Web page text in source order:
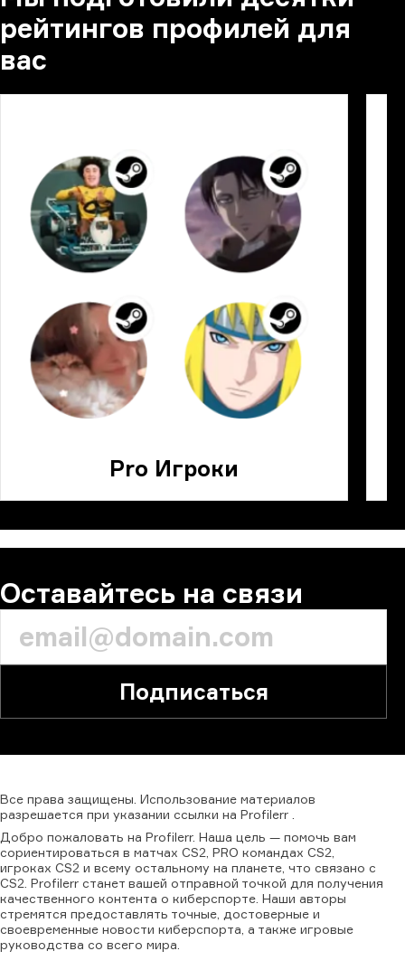
рейтингов профилей для
вас
Pro Игроки
Оставайтесь на связи
Подписаться
Все права защищены. Использование материалов
разрешается при указании ссылки на Profilerr
Добро пожаловать на Profilerr. Наша цель — помочь вам
сориентироваться в матчах CS2, PRO командах CS2,
игроках CS2 и всему остальному на планете, что связано с
CS2. Profilerr станет вашей отправной точкой для получения
качественного контента о киберспорте. Наши авторы
стремятся предоставлять точные, достоверные и
своевременные новости киберспорта, а также игровые
руководства со всего мира.